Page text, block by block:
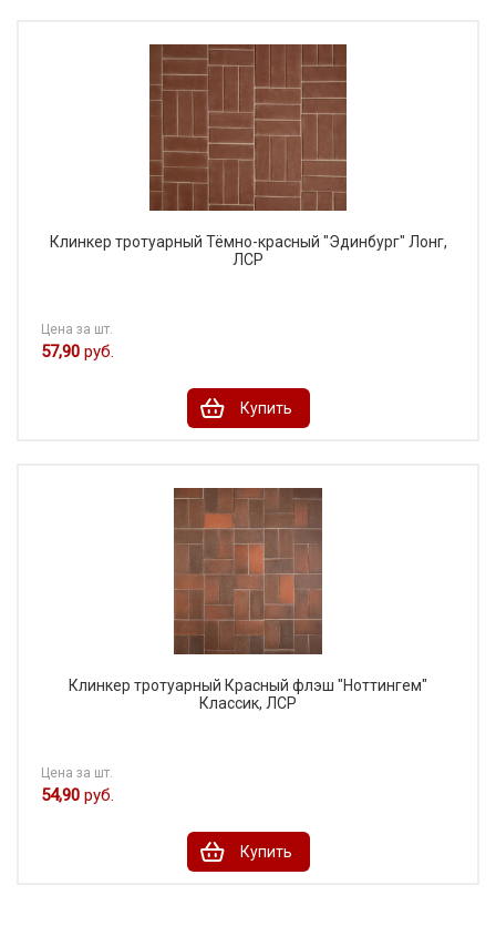
Клинкер тротуарный Тёмно-красный "Эдинбург" Лонг,
ЛСР
Цена за шт.
57,90 руб.
Купить
Клинкер тротуарный Красный флэш "Ноттингем"
Классик, ЛСР
Цена за шт.
54,90 руб.
Купить